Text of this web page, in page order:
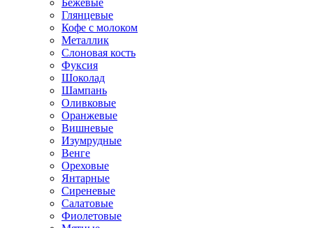
Бежевые
Глянцевые
Кофе с молоком
Металлик
Слоновая кость
Фуксия
Шоколад
Шампань
Оливковые
Оранжевые
Вишневые
Изумрудные
Венге
Ореховые
Янтарные
Сиреневые
Салатовые
Фиолетовые